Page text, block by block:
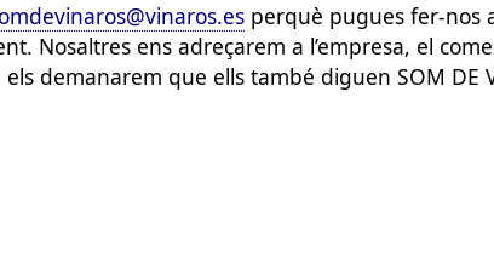
perquè pugues fer-nos
Nosaltres ens adreçarem a l’empresa, el
demanarem que ells també diguen SOM DE